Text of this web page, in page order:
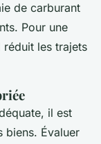
de carburant
Pour une
réduit les trajets
il est
biens. Évaluer